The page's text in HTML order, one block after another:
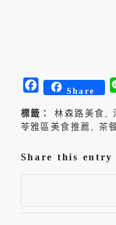
Facebook
Share
標籤： 林森路美食 ,
苓雅區美食推薦 , 茶
Share this entry